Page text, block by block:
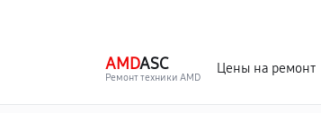
AMDASC
Ремонт техники AMD
Цены на ремонт